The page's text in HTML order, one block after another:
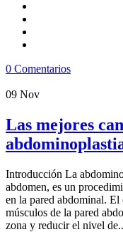
0 Comentarios
09 Nov
Las mejores
Introducción La
abdomen, es un
en la pared abdominal.
músculos de la pared
zona y reducir el nivel